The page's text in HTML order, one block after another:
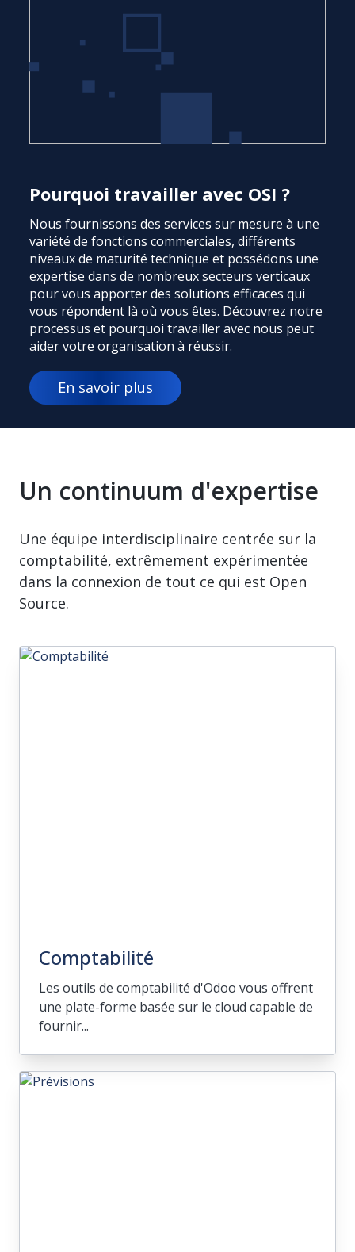
Pourquoi travailler avec OSI ?
Nous fournissons des services sur mesure à une
variété de fonctions commerciales, différents
niveaux de maturité technique et possédons une
expertise dans de nombreux secteurs verticaux
pour vous apporter des solutions efficaces qui
vous répondent là où vous êtes. Découvrez notre
processus et pourquoi travailler avec nous peut
aider votre organisation à réussir.
En savoir plus
Un continuum d'expertise
Une équipe interdisciplinaire centrée sur la
comptabilité, extrêmement expérimentée
dans la connexion de tout ce qui est Open
Source.
Comptabilité
Les outils de comptabilité d'Odoo vous offrent
une plate-forme basée sur le cloud capable de
fournir...